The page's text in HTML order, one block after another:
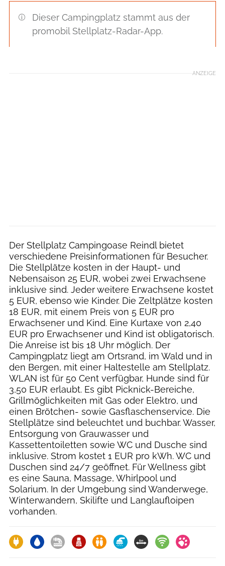
Dieser Campingplatz stammt aus der
promobil Stellplatz-Radar-App.
ANZEIGE
Der Stellplatz Campingoase Reindl bietet
verschiedene Preisinformationen für Besucher.
Die Stellplätze kosten in der Haupt- und
Nebensaison 25 EUR, wobei zwei Erwachsene
inklusive sind. Jeder weitere Erwachsene kostet
5 EUR, ebenso wie Kinder. Die Zeltplätze kosten
18 EUR, mit einem Preis von 5 EUR pro
Erwachsener und Kind. Eine Kurtaxe von 2,40
EUR pro Erwachsener und Kind ist obligatorisch.
Die Anreise ist bis 18 Uhr möglich. Der
Campingplatz liegt am Ortsrand, im Wald und in
den Bergen, mit einer Haltestelle am Stellplatz.
WLAN ist für 50 Cent verfügbar, Hunde sind für
3,50 EUR erlaubt. Es gibt Picknick-Bereiche,
Grillmöglichkeiten mit Gas oder Elektro, und
einen Brötchen- sowie Gasflaschenservice. Die
Stellplätze sind beleuchtet und buchbar. Wasser,
Entsorgung von Grauwasser und
Kassettentoiletten sowie WC und Dusche sind
inklusive. Strom kostet 1 EUR pro kWh. WC und
Duschen sind 24/7 geöffnet. Für Wellness gibt
es eine Sauna, Massage, Whirlpool und
Solarium. In der Umgebung sind Wanderwege,
Winterwandern, Skilifte und Langlaufloipen
vorhanden.